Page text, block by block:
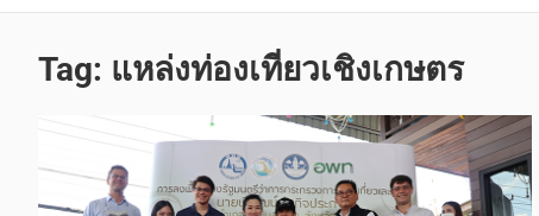
Tag: แหล่งท่องเที่ยวเชิงเกษตร